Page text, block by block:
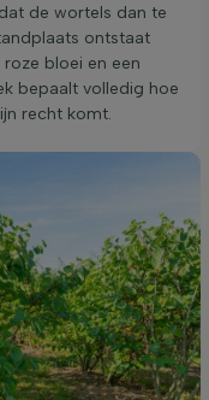
de wortels dan te
ontstaat
bloei en een
bepaalt volledig hoe
recht komt.